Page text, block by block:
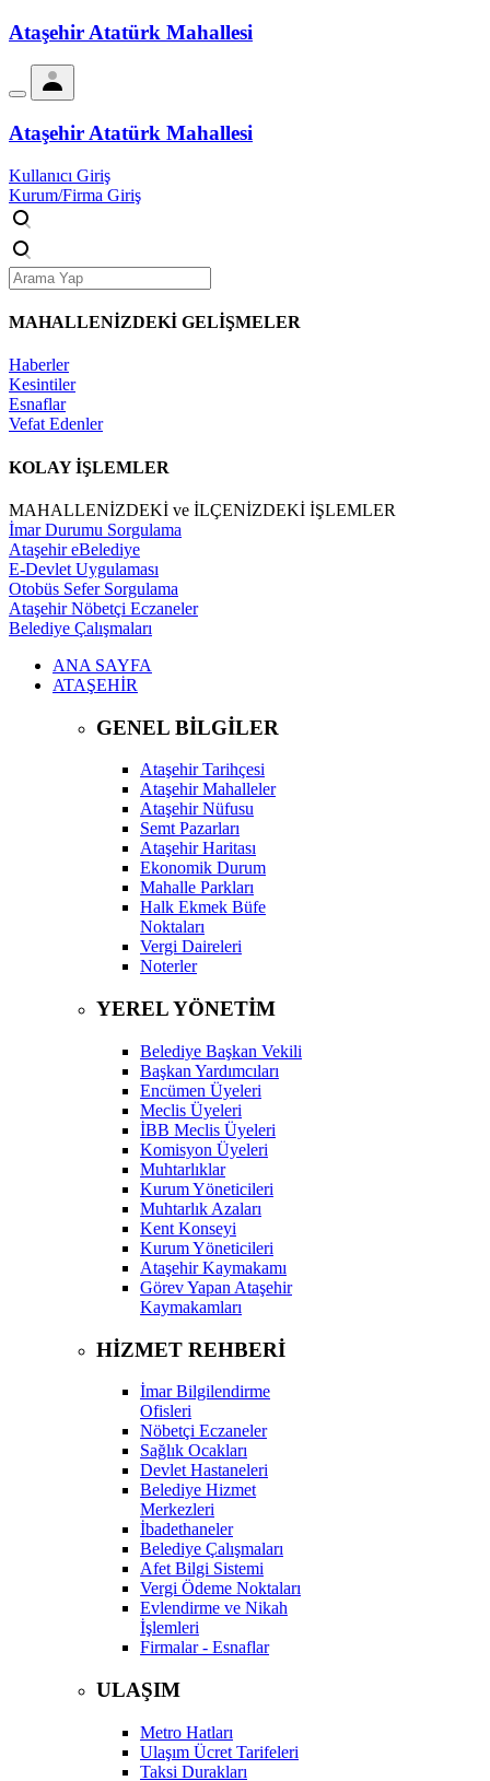
Ataşehir Atatürk Mahallesi
Ataşehir Atatürk Mahallesi
Kullanıcı Giriş
Kurum/Firma Giriş
MAHALLENİZDEKİ GELİŞMELER
Haberler
Kesintiler
Esnaflar
Vefat Edenler
KOLAY İŞLEMLER
MAHALLENİZDEKİ ve İLÇENİZDEKİ İŞLEMLER
İmar Durumu Sorgulama
Ataşehir eBelediye
E-Devlet Uygulaması
Otobüs Sefer Sorgulama
Ataşehir Nöbetçi Eczaneler
Belediye Çalışmaları
ANA SAYFA
ATAŞEHİR
GENEL BİLGİLER
Ataşehir Tarihçesi
Ataşehir Mahalleler
Ataşehir Nüfusu
Semt Pazarları
Ataşehir Haritası
Ekonomik Durum
Mahalle Parkları
Halk Ekmek Büfe
Noktaları
Vergi Daireleri
Noterler
YEREL YÖNETİM
Belediye Başkan Vekili
Başkan Yardımcıları
Encümen Üyeleri
Meclis Üyeleri
İBB Meclis Üyeleri
Komisyon Üyeleri
Muhtarlıklar
Kurum Yöneticileri
Muhtarlık Azaları
Kent Konseyi
Kurum Yöneticileri
Ataşehir Kaymakamı
Görev Yapan Ataşehir
Kaymakamları
HİZMET REHBERİ
İmar Bilgilendirme
Ofisleri
Nöbetçi Eczaneler
Sağlık Ocakları
Devlet Hastaneleri
Belediye Hizmet
Merkezleri
İbadethaneler
Belediye Çalışmaları
Afet Bilgi Sistemi
Vergi Ödeme Noktaları
Evlendirme ve Nikah
İşlemleri
Firmalar - Esnaflar
ULAŞIM
Metro Hatları
Ulaşım Ücret Tarifeleri
Taksi Durakları